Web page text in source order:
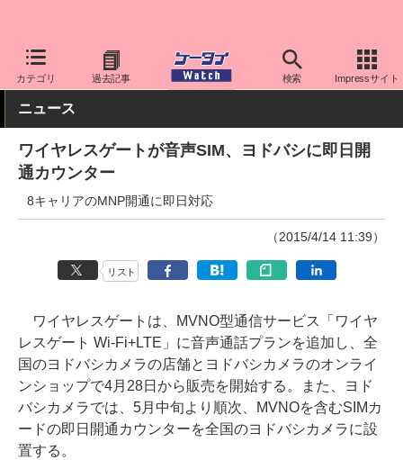
カテゴリ 過去記事 検索 Impressサイト
ケータイ Watch 格安スマホ/格安SIM 格安SIM/MVNO アプリ
ニュース
ワイヤレスゲートが音声SIM、ヨドバシに即日開
通カウンター
8キャリアのMNP開通に即日対応
（2015/4/14 11:39）
リスト
ワイヤレスゲートは、MVNO型通信サービス「ワイヤ
レスゲート Wi-Fi+LTE」に音声通話プランを追加し、全
国のヨドバシカメラの店舗とヨドバシカメラのオンライ
ンショップで4月28日から販売を開始する。また、ヨド
バシカメラでは、5月中旬より順次、MVNOを含むSIMカ
ードの即日開通カウンターを全国のヨドバシカメラに設
置する。